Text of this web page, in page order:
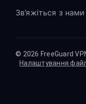
Зв’яжіться з нами
© 2026 FreeGuard
Налаштування